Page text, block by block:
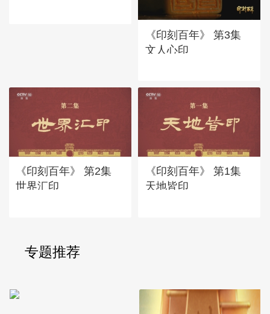
《印刻百年》 第3集
文人心印
《印刻百年》 第2集
世界汇印
《印刻百年》 第1集
天地皆印
专题推荐